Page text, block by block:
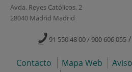
Avda. Reyes Católicos, 2
28040 Madrid Madrid
91 550 48 00 / 900 606 055 /
Contacto Mapa Web